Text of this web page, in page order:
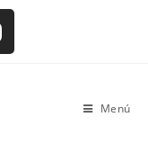
Menú